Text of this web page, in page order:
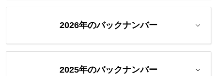
2026年のバックナンバー
2025年のバックナンバー